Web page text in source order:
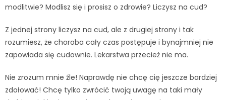
modlitwie? Modlisz się i prosisz o zdrowie? Liczysz na cud?
Z jednej strony liczysz na cud, ale z drugiej strony i tak
rozumiesz, że choroba cały czas postępuje i bynajmniej nie
zapowiada się cudownie. Lekarstwa przecież nie ma.
Nie zrozum mnie źle! Naprawdę nie chcę cię jeszcze bardziej
zdołować! Chcę tylko zwrócić twoją uwagę na taki mały